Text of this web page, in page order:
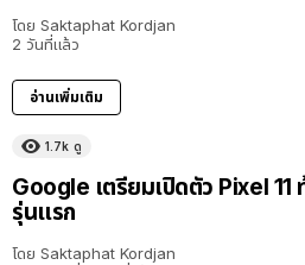
โดย Saktaphat Kordjan
2 วันที่แล้ว
อ่านเพิ่มเติม
1.7k ดู
Google เตรียมเปิดตัว Pixel
รุ่นแรก
โดย Saktaphat Kordjan